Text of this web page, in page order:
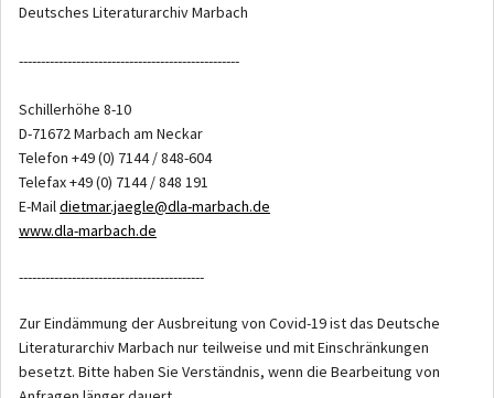
Deutsches Literaturarchiv Marbach
--------------------------------------------------
Schillerhöhe 8-10
D-71672 Marbach am Neckar
Telefon +49 (0) 7144 / 848-604
Telefax +49 (0) 7144 / 848 191
E-Maildietmar.jaegle@dla-marbach.de
www.dla-marbach.de
------------------------------------------
Zur Eindämmung der Ausbreitung von Covid-19 ist das Deutsche
Literaturarchiv Marbach nur teilweise und mit Einschränkungen
besetzt. Bitte haben Sie Verständnis, wenn die Bearbeitung von